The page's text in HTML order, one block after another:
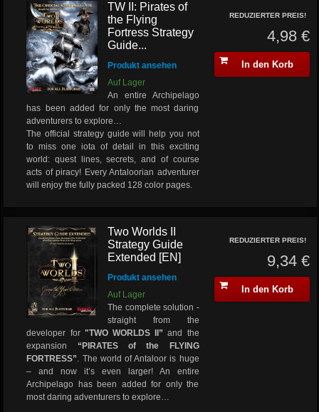
TW II: Pirates of
the Flying
Fortress Strategy
Guide...
Produkt ansehen
Auf Lager
An entire Archipelago
has been added for only the most daring
adventurers to explore…
The official strategy guide will help you not
to miss one iota of detail in this exciting
world: quest lines, secrets, and of course
acts of piracy! Every Antaloorian adventurer
will enjoy the fully packed 128 color pages.
REDUZIERTER PREIS!
4,98 €
In den Korb
Two Worlds II
Strategy Guide
Extended [EN]
Produkt ansehen
Auf Lager
The complete solution -
straight from the
developer for "TWO WORLDS II”and the
expansion “PIRATES of the FLYING
FORTRESS”. The world of Antaloor is huge
– and now it’s even larger! An entire
Archipelago has been added for only the
most daring adventurers to explore…
REDUZIERTER PREIS!
9,34 €
In den Korb